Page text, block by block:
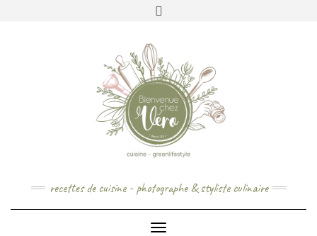
recettes de cuisine - photographe & styliste culinaire
Toggle Navigation